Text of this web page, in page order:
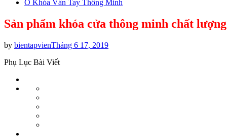
Ổ Khóa Vân Tay Thông Minh
Sản phẩm khóa cửa thông minh chất
by bientapvienPosted
Tháng 6 17, 2019
Phụ Lục Bài Viết